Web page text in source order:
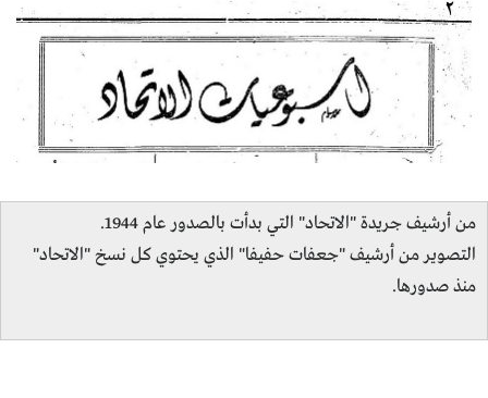
من أرشيف جريدة "الاتحاد" التي بدأت بالصدور عام 1944.
التصوير من أرشيف "جعفات حفيفا" الذي يحتوي كل نسخ "الاتحاد"
منذ صدورها.